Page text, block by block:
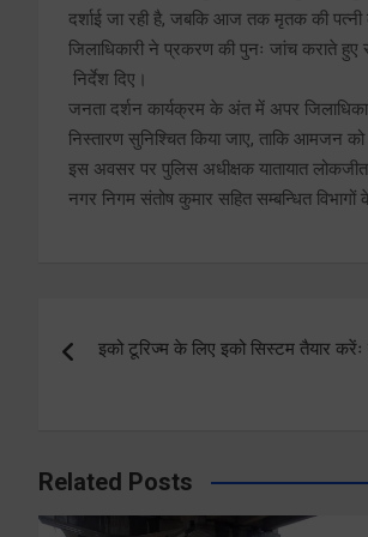
दर्शाई जा रही है, जबकि आज तक मृतक की पत्नी
जिलाधिकारी ने प्रकरण की पुनः जांच कराते हुए
निर्देश दिए।
जनता दर्शन कार्यक्रम के अंत में अपर
निस्तारण सुनिश्चित किया जाए, ताकि आमजन
इस अवसर पर पुलिस अधीक्षक यातायात लोकजीत
नगर निगम संतोष कुमार सहित सम्बन्धित
navigation
इको टूरिज्म के लिए इको सिस्टम तैयार
Related Posts